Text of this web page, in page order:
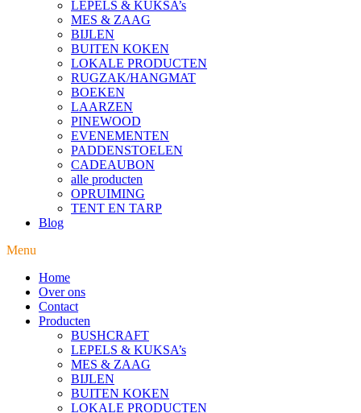
LEPELS & KUKSA’s
MES & ZAAG
BIJLEN
BUITEN KOKEN
LOKALE PRODUCTEN
RUGZAK/HANGMAT
BOEKEN
LAARZEN
PINEWOOD
EVENEMENTEN
PADDENSTOELEN
CADEAUBON
alle producten
OPRUIMING
TENT EN TARP
Blog
Menu
Home
Over ons
Contact
Producten
BUSHCRAFT
LEPELS & KUKSA’s
MES & ZAAG
BIJLEN
BUITEN KOKEN
LOKALE PRODUCTEN